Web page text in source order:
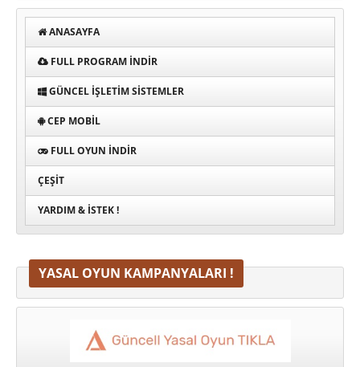
ANASAYFA
FULL PROGRAM INDIR
GÜNCEL İŞLETIM SISTEMLER
CEP MOBIL
FULL OYUN İNDIR
ÇEŞIT
YARDIM & İSTEK !
YASAL OYUN KAMPANYALARI !